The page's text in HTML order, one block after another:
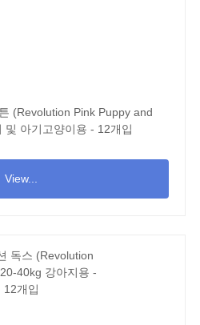
(Revolution Pink Puppy and
및 아기고양이용 - 12개입
View...